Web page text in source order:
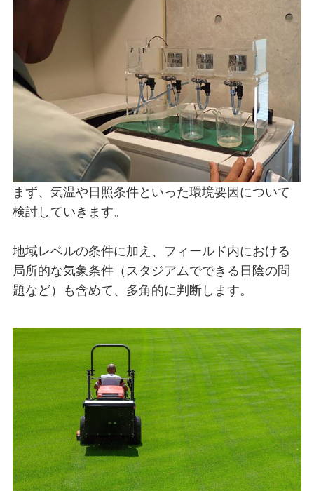
まず、気温や日照条件といった環境要因について
検討していきます。
地域レベルの条件に加え、フィールド内における
局所的な気象条件（スタジアムでできる日陰の問
題など）も含めて、多角的に判断します。